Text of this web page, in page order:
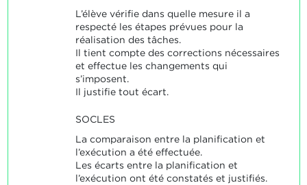
L’élève vérifie dans quelle mesure il a
respecté les étapes prévues pour la
réalisation des tâches.
Il tient compte des corrections nécessaires
et effectue les changements qui
s’imposent.
Il justifie tout écart.
SOCLES
La comparaison entre la planification et
l’exécution a été effectuée.
Les écarts entre la planification et
l’exécution ont été constatés et justifiés.